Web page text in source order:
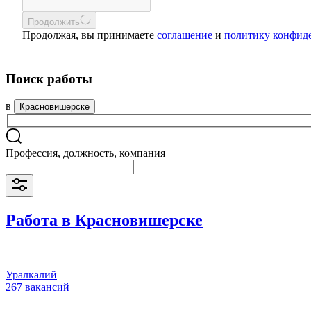
Продолжить
Продолжая, вы принимаете соглашение и политику
Поиск работы
в Красновишерске
Профессия, должность, компания
Работа в Красновишерске
Уралкалий
267 вакансий